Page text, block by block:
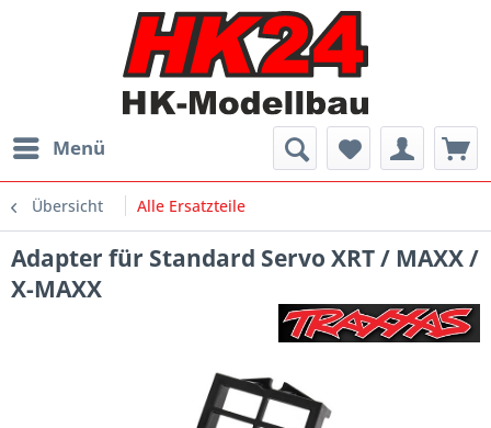
Menü
Übersicht Alle Ersatzteile
Adapter für Standard Servo XRT / MAXX /
X-MAXX